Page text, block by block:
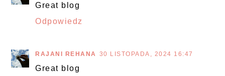
Great blog
Odpowiedz
RAJANI REHANA 30 LISTOPADA, 2024 16:47
Great blog